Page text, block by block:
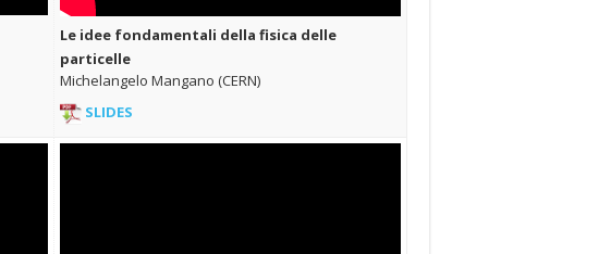
Le idee fondamentali della fisica delle
particelle
Michelangelo Mangano (CERN)
SLIDES